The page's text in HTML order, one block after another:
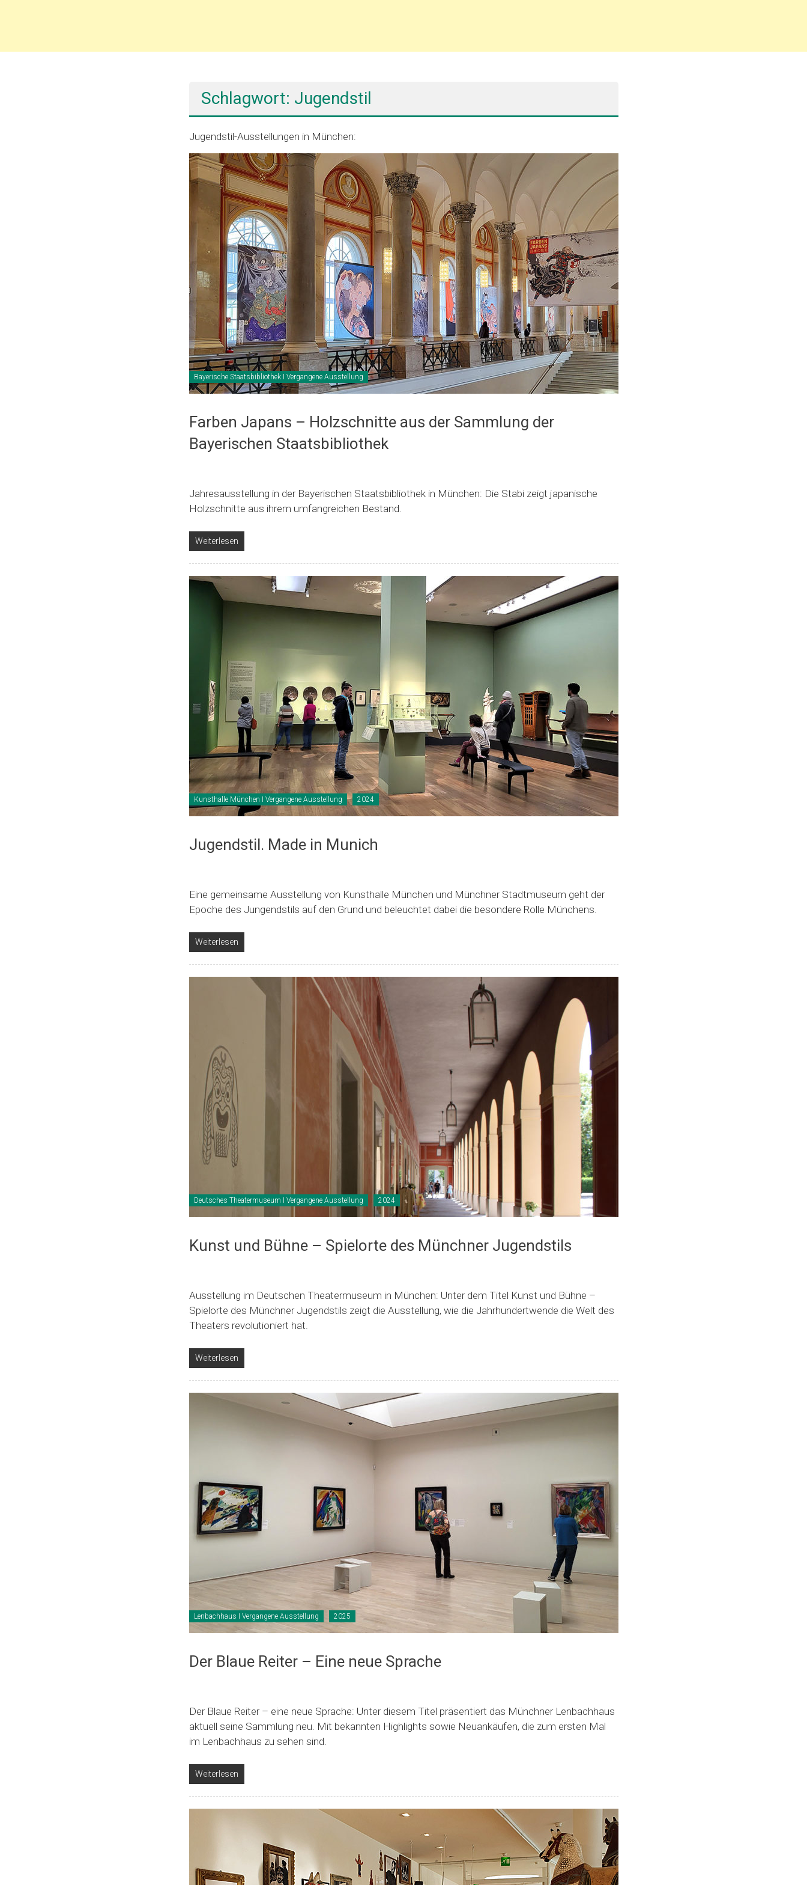
Schlagwort: Jugendstil
Jugendstil-Ausstellungen in München:
Bayerische Staatsbibliothek I Vergangene Ausstellung
Farben Japans – Holzschnitte aus der Sammlung der
Bayerischen Staatsbibliothek
Jahresausstellung in der Bayerischen Staatsbibliothek in München: Die Stabi zeigt japanische
Holzschnitte aus ihrem umfangreichen Bestand.
Weiterlesen
Kunsthalle München I Vergangene Ausstellung 2024
Jugendstil. Made in Munich
Eine gemeinsame Ausstellung von Kunsthalle München und Münchner Stadtmuseum geht der
Epoche des Jungendstils auf den Grund und beleuchtet dabei die besondere Rolle Münchens.
Weiterlesen
Deutsches Theatermuseum I Vergangene Ausstellung 2024
Kunst und Bühne – Spielorte des Münchner Jugendstils
Ausstellung im Deutschen Theatermuseum in München: Unter dem Titel Kunst und Bühne –
Spielorte des Münchner Jugendstils zeigt die Ausstellung, wie die Jahrhundertwende die Welt des
Theaters revolutioniert hat.
Weiterlesen
Lenbachhaus I Vergangene Ausstellung 2025
Der Blaue Reiter – Eine neue Sprache
Der Blaue Reiter – eine neue Sprache: Unter diesem Titel präsentiert das Münchner Lenbachhaus
aktuell seine Sammlung neu. Mit bekannten Highlights sowie Neuankäufen, die zum ersten Mal
im Lenbachhaus zu sehen sind.
Weiterlesen